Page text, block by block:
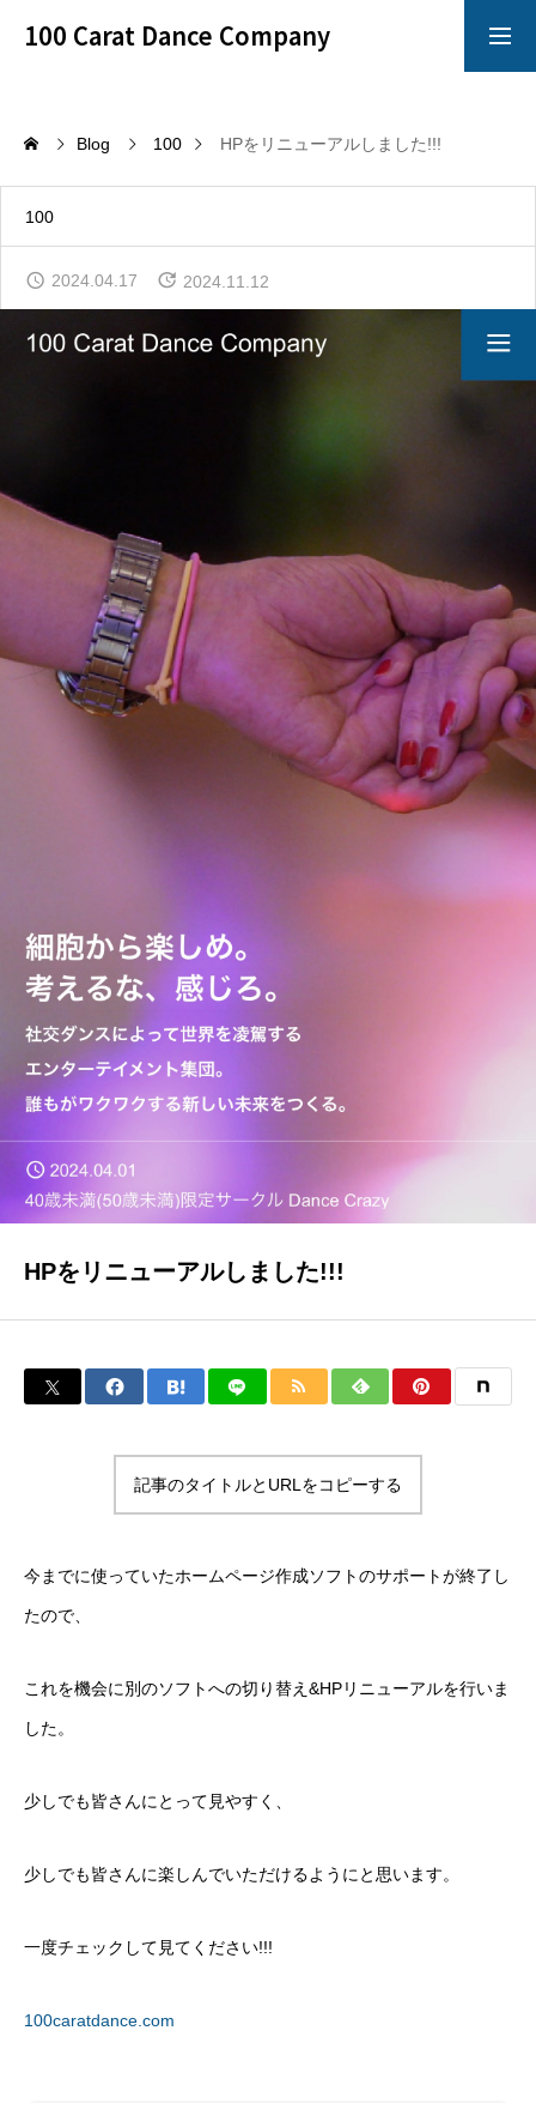
100 Carat Dance Company
Top
レッスン
100 Carat の最も熱いNewsをお知らせ!!!
メンバー
クリエイティブなメンバー
料金案内
お得な料金システムがあります!!!
アクセス
お問い合わせ
Blog
楽しい情報満載!!!
クラススケジュール
Blog 100 HPをリニューアルしました!!!
100
2024.04.17 2024.11.12
HPをリニューアルしました!!!
記事のタイトルとURLをコピーする
今までに使っていたホームページ作成ソフトのサポートが終了し
たので、
これを機会に別のソフトへの切り替え&HPリニューアルを行いま
した。
少しでも皆さんにとって見やすく、
少しでも皆さんに楽しんでいただけるようにと思います。
一度チェックして見てください!!!
100caratdance.com